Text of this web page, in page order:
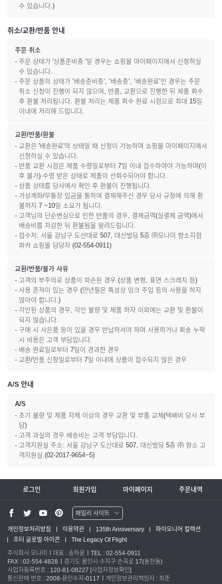
수 있습니다.)
취소/교환/반품 안내
주문 취소
- 주문 상태가 '상품준비중 '일 경우는 쇼핑몰 마이페이지에서 신청하실
수 있습니다.
- 주문 상품의 상태가 ‘배송준비중’, ‘배송중’, ‘배송완료’인 경우는 주문
취소 신청이 진행이 되지 않으며, 반품, 교환으로 진행한 뒤 제품 회수
후 환불 처리됩니다. 환불 처리는 제품 회수 완료 시점으로 최대 15일
이내에 처리해 드립니다.
교환/반품/환불
- 교환은 '배송완료'의 상태일 때 신청이 가능하며 쇼핑몰 마이페이지에서
신청하실 수 있습니다.
- 반품 교환 시점은 제품 수령일로부터 7일 이내 접수하여야 가능하며(이
후 불가) 수령 받은 상태로 제품이 선회수되어야 합니다.
- 상품 상태를 당사에서 확인 후 환불이 진행됩니다.
- 가상계좌/무통장 입금을 통하여 결제해주신 경우 당사 규정에 의해 환
불까지 7 ~10일 소요가 됩니다.
- 고객님의 단순변심으로 인한 반품의 경우, 결제금액(실결제 금액)에서
배송비를 차감한 뒤 환불됨을 알려드립니다.
- 접수처: 서울 강남구 도산대로 507, 대신빌딩 5층 ㈜모나미 항소지점
파카 쇼핑몰 담당자 (02-554-0911)
교환/반품/불가 사유
- 고객의 부주의로 상품이 파손된 경우.(상품 변형, 표면 스크래치 등)
- 사용 흔적이 있는 경우 (만년필은 특성상 잉크 주입 등의 사용을 하지
않아야 합니다.)
- 각인된 상품의 경우, 각인 불량 및 제품 하자 이외에는 교환 및 환불이
되지 않습니다.
- 구매 시 사은품 등이 있을 경우 반납하셔야 하며 사용하거나 회송 누락
시 비용은 고객 부담입니다.
- 배송 완료일로부터 7일이 경과한 경우
- 교환/반품 신청일로부터 7일 이내에 상품이 접수되지 않은 경우
A/S 안내
A/S
- 초기 불량 및 제품 자체 이상의 경우 교환 및 부품 교체(택배비 당사 부
담)
- 고객 과실의 경우 배송비는 고객 부담입니다.
- 고객지원실 주소: 서울 강남구 도산대로 507, 대신빌딩 5층 ㈜ 항소 고
객지원실 (02-2017-9654~5)
로그인 회원가입 마이페이지 주문내역
패밀리 사이트
워터맨 쇼핑몰
파카 글로벌
개인정보처리방침 이용약관 135th Anniversary
파이오니어 컬렉션
조터 글로벌 아이콘
The Legacy Of Flight
주식회사 모나미
대표 : 송하윤
TEL : 02-554-0911
FAX : 02-554-4828
경기도 용인시 수지구 손곡로 17(동천동)
사업자등록번호 : 120-81-08227 [사업자정보확인]
통신판매 번호 : 2008-용인수지-0117
개인정보관리책임자 : 최준